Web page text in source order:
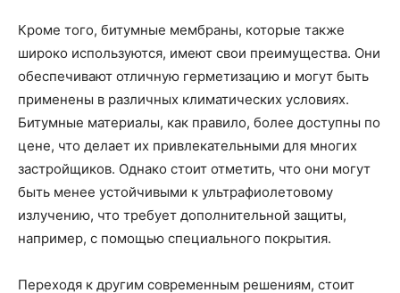
Кроме того, битумные мембраны, которые также
широко используются, имеют свои преимущества. Они
обеспечивают отличную герметизацию и могут быть
применены в различных климатических условиях.
Битумные материалы, как правило, более доступны по
цене, что делает их привлекательными для многих
застройщиков. Однако стоит отметить, что они могут
быть менее устойчивыми к ультрафиолетовому
излучению, что требует дополнительной защиты,
например, с помощью специального покрытия.
Переходя к другим современным решениям, стоит